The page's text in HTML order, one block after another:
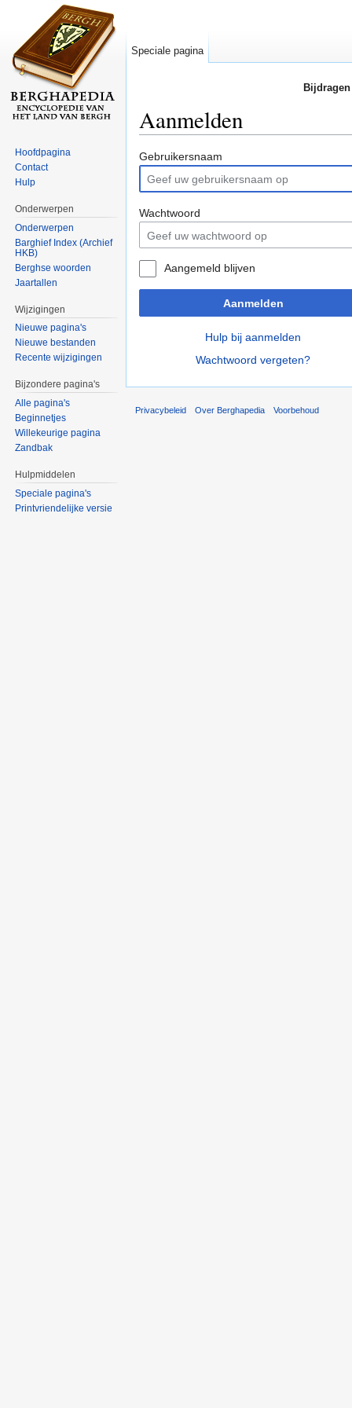
Aanmelden
Gebruikersnaam
Wachtwoord
Aangemeld blijven
Aanmelden
Hulp bij aanmelden
Wachtwoord vergeten?
Speciale pagina
Hoofdpagina
Contact
Hulp
Onderwerpen
Onderwerpen
Barghief Index (Archief
HKB)
Berghse woorden
Jaartallen
Wijzigingen
Nieuwe pagina's
Nieuwe bestanden
Recente wijzigingen
Bijzondere pagina's
Alle pagina's
Beginnetjes
Willekeurige pagina
Zandbak
Hulpmiddelen
Speciale pagina's
Printvriendelijke versie
Privacybeleid Over Berghapedia Voorbehoud